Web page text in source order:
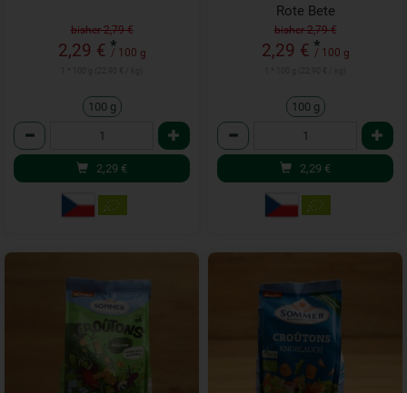
bisher 2,79 €
2,29 € *
/ 100 g
100 g
Anzahl
2,29 €
Rote Bete
bisher 2,79 €
2,29 € *
/ 100 g
100 g
Anzahl
2,29 €